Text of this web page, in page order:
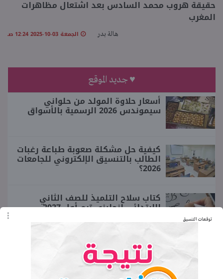
توقعات التنسيق
حقيقة هروب محمد السادس بعد اشتعال مظاهرات
المغرب
هالة بدر الجمعة 03-10-2025 12:24 صـ
♥ جديد الموقع
أسعار حلاوة المولد من حلواني
سيموندس 2026 الرسمية بالأسواق
كيفية حل مشكلة صعوبة طباعة رغبات
الطالب بالتنسيق الإلكتروني للجامعات
2026؟
كتاب سلاح التلميذ للصف الثاني
الابتدائي إنجليزي ترم أول 2027
ولاية نهر النيل برقم الجلوس